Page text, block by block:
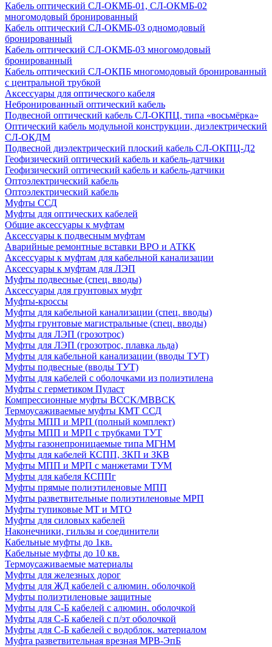
Кабель оптический СЛ-ОКМБ-01, СЛ-ОКМБ-02
многомодовый бронированный
Кабель оптический СЛ-ОКМБ-03 одномодовый
бронированный
Кабель оптический СЛ-ОКМБ-03 многомодовый
бронированный
Кабель оптический СЛ-ОКПБ многомодовый бронированный
с центральной трубкой
Аксессуары для оптического кабеля
Небронированный оптический кабель
Подвесной оптический кабель СЛ-ОКПЦ, типа «восьмёрка»
Оптический кабель модульной конструкции, диэлектрический
СЛ-ОКДМ
Подвесной диэлектрический плоский кабель СЛ-ОКПЦ-Д2
Геофизический оптический кабель и кабель-датчики
Геофизический оптический кабель и кабель-датчики
Оптоэлектрический кабель
Оптоэлектрический кабель
Муфты ССД
Муфты для оптических кабелей
Общие аксессуары к муфтам
Аксессуары к подвесным муфтам
Аварийные ремонтные вставки ВРО и АТКК
Аксессуары к муфтам для кабельной канализации
Аксессуары к муфтам для ЛЭП
Муфты подвесные (спец. вводы)
Аксессуары для грунтовых муфт
Муфты-кроссы
Муфты для кабельной канализации (спец. вводы)
Муфты грунтовые магистральные (спец. вводы)
Муфты для ЛЭП (грозотрос)
Муфты для ЛЭП (грозотрос, плавка льда)
Муфты для кабельной канализации (вводы ТУТ)
Муфты подвесные (вводы ТУТ)
Муфты для кабелей с оболочками из полиэтилена
Муфты с герметиком Пуласт
Компрессионные муфты BCCK/MBBCK
Термоусаживаемые муфты КМТ ССД
Муфты МПП и МРП (полный комплект)
Муфты МПП и МРП с трубками ТУТ
Муфты газонепроницаемые типа МГНМ
Муфты для кабелей КСПП, ЗКП и ЗКВ
Муфты МПП и МРП с манжетами ТУМ
Муфты для кабеля КСППг
Муфты прямые полиэтиленовые МПП
Муфты разветвительные полиэтиленовые МРП
Муфты тупиковые МТ и МТО
Муфты для силовых кабелей
Наконечники, гильзы и соединители
Кабельные муфты до 1кв.
Кабельные муфты до 10 кв.
Термоусаживаемые материалы
Муфты для железных дорог
Муфты для ЖД кабелей с алюмин. оболочкой
Муфты полиэтиленовые защитные
Муфты для С-Б кабелей с алюмин. оболочкой
Муфты для С-Б кабелей с п/эт оболочкой
Муфты для С-Б кабелей с водоблок. материалом
Муфта разветвительная врезная МРВ-ЭпБ